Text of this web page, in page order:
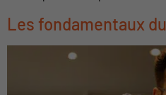
Les fondamentaux